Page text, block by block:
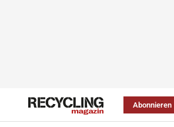
Abonnieren